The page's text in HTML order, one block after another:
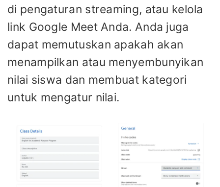
di pengaturan streaming, atau kelola
link Google Meet Anda. Anda juga
dapat memutuskan apakah akan
menampilkan atau menyembunyikan
nilai siswa dan membuat kategori
untuk mengatur nilai.